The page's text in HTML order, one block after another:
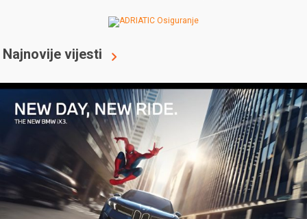
Najnovije vijesti